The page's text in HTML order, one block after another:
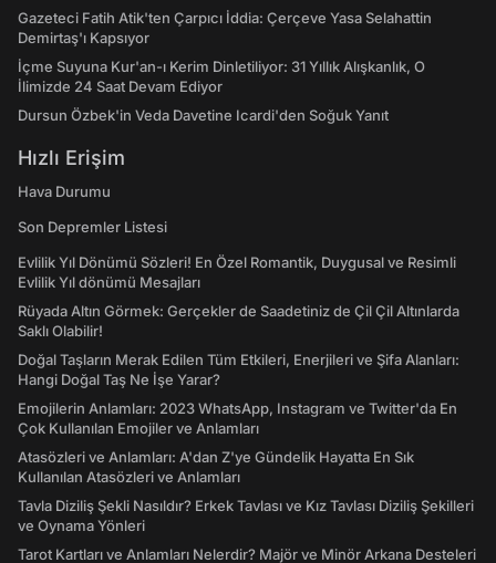
Gazeteci Fatih Atik'ten Çarpıcı İddia: Çerçeve Yasa Selahattin
Demirtaş'ı Kapsıyor
İçme Suyuna Kur'an-ı Kerim Dinletiliyor: 31 Yıllık Alışkanlık, O
İlimizde 24 Saat Devam Ediyor
Dursun Özbek'in Veda Davetine Icardi'den Soğuk Yanıt
Hızlı Erişim
Hava Durumu
Son Depremler Listesi
Evlilik Yıl Dönümü Sözleri! En Özel Romantik, Duygusal ve Resimli
Evlilik Yıl dönümü Mesajları
Rüyada Altın Görmek: Gerçekler de Saadetiniz de Çil Çil Altınlarda
Saklı Olabilir!
Doğal Taşların Merak Edilen Tüm Etkileri, Enerjileri ve Şifa Alanları:
Hangi Doğal Taş Ne İşe Yarar?
Emojilerin Anlamları: 2023 WhatsApp, Instagram ve Twitter'da En
Çok Kullanılan Emojiler ve Anlamları
Atasözleri ve Anlamları: A'dan Z'ye Gündelik Hayatta En Sık
Kullanılan Atasözleri ve Anlamları
Tavla Diziliş Şekli Nasıldır? Erkek Tavlası ve Kız Tavlası Diziliş Şekilleri
ve Oynama Yönleri
Tarot Kartları ve Anlamları Nelerdir? Majör ve Minör Arkana Desteleri